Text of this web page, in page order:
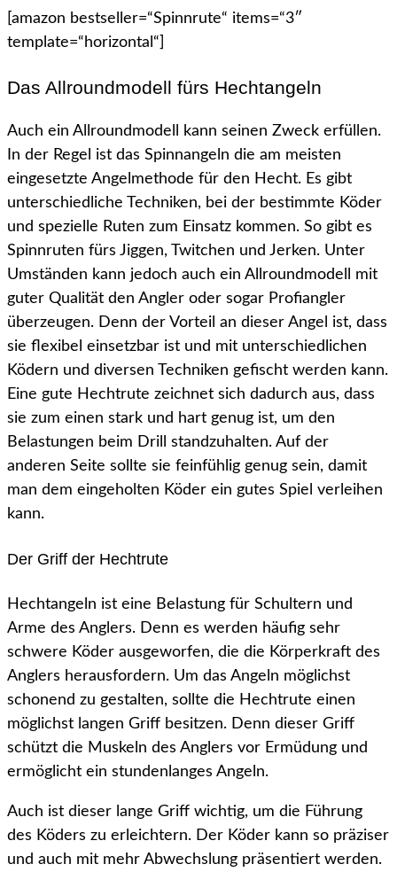
[amazon bestseller=“Spinnrute“ items=“3″
template=“horizontal“]
Das Allroundmodell fürs Hechtangeln
Auch ein Allroundmodell kann seinen Zweck erfüllen.
In der Regel ist das Spinnangeln die am meisten
eingesetzte Angelmethode für den Hecht. Es gibt
unterschiedliche Techniken, bei der bestimmte Köder
und spezielle Ruten zum Einsatz kommen. So gibt es
Spinnruten fürs Jiggen, Twitchen und Jerken. Unter
Umständen kann jedoch auch ein Allroundmodell mit
guter Qualität den Angler oder sogar Profiangler
überzeugen. Denn der Vorteil an dieser Angel ist, dass
sie flexibel einsetzbar ist und mit unterschiedlichen
Ködern und diversen Techniken gefischt werden kann.
Eine gute Hechtrute zeichnet sich dadurch aus, dass
sie zum einen stark und hart genug ist, um den
Belastungen beim Drill standzuhalten. Auf der
anderen Seite sollte sie feinfühlig genug sein, damit
man dem eingeholten Köder ein gutes Spiel verleihen
kann.
Der Griff der Hechtrute
Hechtangeln ist eine Belastung für Schultern und
Arme des Anglers. Denn es werden häufig sehr
schwere Köder ausgeworfen, die die Körperkraft des
Anglers herausfordern. Um das Angeln möglichst
schonend zu gestalten, sollte die Hechtrute einen
möglichst langen Griff besitzen. Denn dieser Griff
schützt die Muskeln des Anglers vor Ermüdung und
ermöglicht ein stundenlanges Angeln.
Auch ist dieser lange Griff wichtig, um die Führung
des Köders zu erleichtern. Der Köder kann so präziser
und auch mit mehr Abwechslung präsentiert werden.